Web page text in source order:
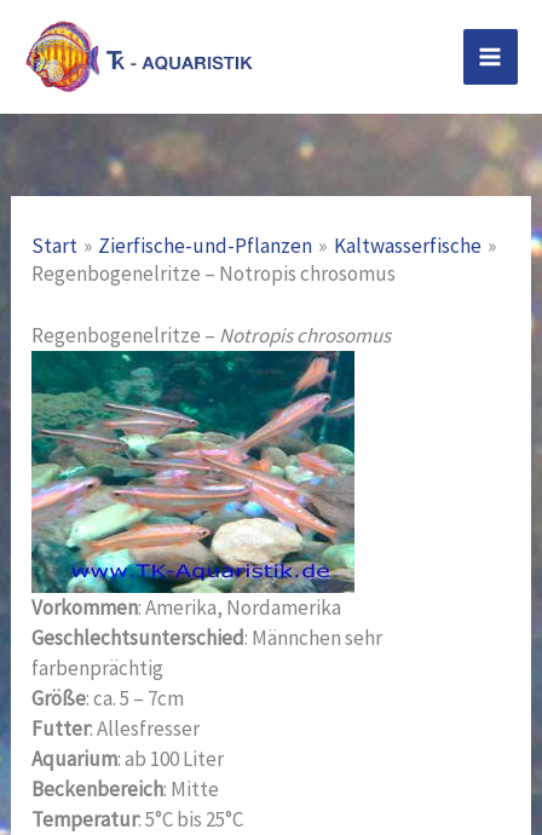
Inhalt
springen
Start Zierfische-und-Pflanzen
Kaltwasserfische
Regenbogenelritze – Notropis chrosomus
Regenbogenelritze – Notropis chrosomus
Vorkommen: Amerika, Nordamerika
Geschlechtsunterschied: Männchen sehr
farbenprächtig
Größe: ca. 5 – 7cm
Futter: Allesfresser
Aquarium: ab 100 Liter
Beckenbereich: Mitte
Temperatur: 5°C bis 25°C